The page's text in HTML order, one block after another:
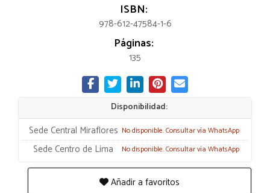
ISBN:
978-612-47584-1-6
Páginas:
135
Disponibilidad:
Sede Central Miraflores No disponible. Consultar vía WhatsApp
Sede Centro de Lima No disponible. Consultar vía WhatsApp
Añadir a favoritos